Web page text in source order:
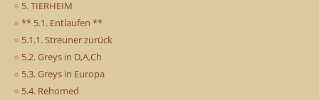
5. TIERHEIM
** 5.1. Entlaufen **
5.1.1. Streuner zurück
5.2. Greys in D,A,Ch
5.3. Greys in Europa
5.4. Rehomed